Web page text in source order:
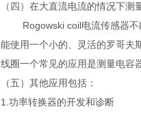
（四）在大直流电流的情况下
Rogowski coil电流传感器不能
能使用一个小的、灵活的罗哥夫
线圈一个常见的应用是测量电容
（五）其他应用包括：
1.功率转换器的开发和诊断